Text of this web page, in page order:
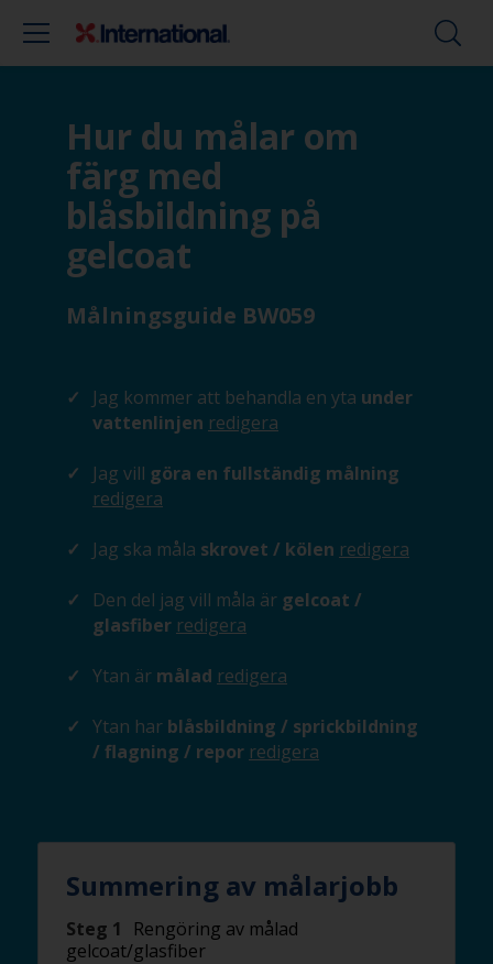
Hur du målar om
färg med
blåsbildning på
gelcoat
Målningsguide BW059
Jag kommer att behandla en yta under
vattenlinjen redigera
Jag vill göra en fullständig målning
redigera
Jag ska måla skrovet / kölen redigera
Den del jag vill måla är gelcoat /
glasfiber redigera
Ytan är målad redigera
Ytan har blåsbildning / sprickbildning
/ flagning / repor redigera
Summering av målarjobb
Steg 1
Rengöring av målad
gelcoat/glasfiber